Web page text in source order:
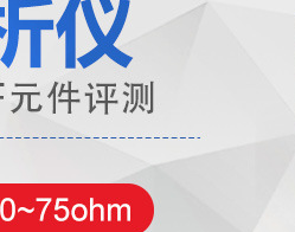
电阻-功率计
万用表
蓝牙测试仪
过程校验仪